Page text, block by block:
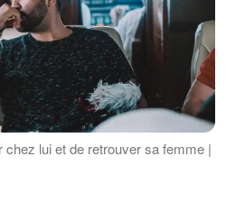
chez lui et de retrouver sa femme |